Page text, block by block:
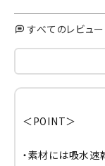
すべてのレビュ
＜POINT＞
・素材には吸水速